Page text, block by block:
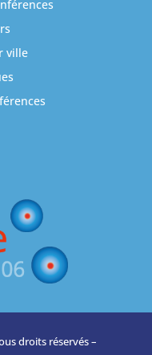
ville
droits réservés –